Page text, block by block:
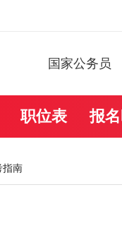
国家公务员
职位表 报
指南